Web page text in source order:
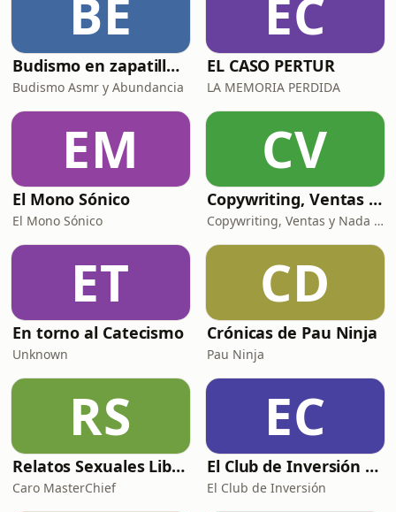
BE
Budismo en zapatillas, El budismo sin sermones
Budismo Asmr y Abundancia
EC
EL CASO PERTUR
LA MEMORIA PERDIDA
EM
El Mono Sónico
El Mono Sónico
CV
Copywriting, Ventas y Nada que perder
Copywriting, Ventas y Nada que Perder
ET
En torno al Catecismo
Unknown
CD
Crónicas de Pau Ninja
Pau Ninja
RS
Relatos Sexuales Liberales
Caro MasterChief
EC
El Club de Inversión podcast
El Club de Inversión